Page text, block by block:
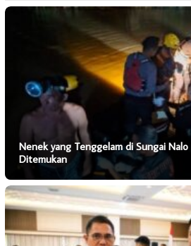
Nenek yang Tenggelam di Sungai
Ditemukan